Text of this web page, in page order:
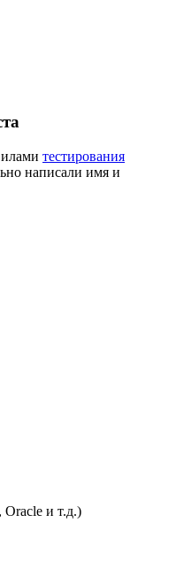
тестирования
написали имя и
и т.д.)